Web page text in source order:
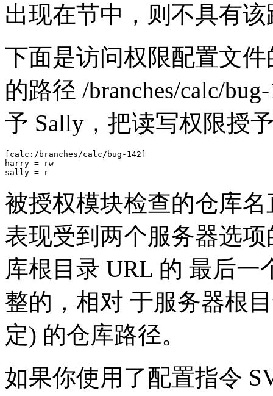
出现在节中，则不具有
下面是访问权限配置文
的路径 /branches/calc/
予 Sally，把读写权限授
[calc:/branches/calc/bug-142]
harry = rw
sally = r
被授权模块检查的仓库
表现受到两个服务器选项
库根目录 URL 的 最后一
整的，相对 于服务器根
定) 的仓库路径。
如果你使用了配置指令